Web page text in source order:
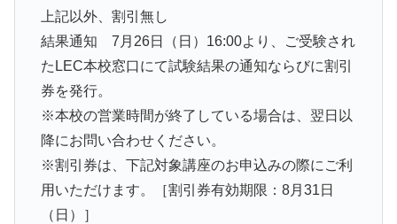
上記以外、割引無し
結果通知 7月26日（日）16:00より、ご受験され
たLEC本校窓口にて試験結果の通知ならびに割引
券を発行。
※本校の営業時間が終了している場合は、翌日以
降にお問い合わせください。
※割引券は、下記対象講座のお申込みの際にご利
用いただけます。［割引券有効期限：8月31日
（日）］